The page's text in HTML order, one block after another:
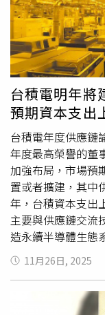
以上，交通運輸佔
污染，並強調在全
竟占了8個，台中
名。在乾淨能源使
能使用高峰期時，
2024年，台灣的
核能佔4.2％），
不了人類社會龐大
減碳進度，須從根
顯示，新興的太陽
力，要滿足日益增
力來源。童子賢建
綠能「核綠共存」
舉例瑞士、歐盟等
體歐盟核能佔比仍
GDP 8成）共同呼
台積電明年
預期資本支出
台積電年度供應鏈
年度最高榮譽的董
加強布局，市場預
置或者擴建，其中
年，台積資本支出
主要與供應鏈交流
造永續半導體生態
主要原因在於2奈
發進度也超前，預
擴建，希望供應鏈
支出是市場衡量
11月26日, 2025